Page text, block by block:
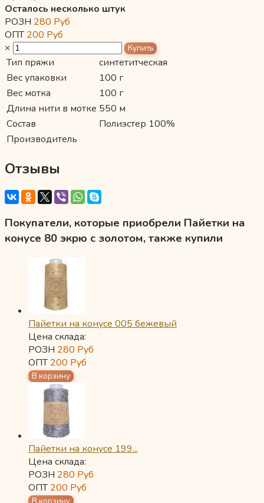
Осталось несколько штук
РОЗН 280 Руб
ОПТ200 Руб
×
Тип пряжи
синтетитческая
Вес упаковки
100 г
Вес мотка
100 г
Длина нити в мотке 550 м
Состав
Полиэстер 100%
Производитель
Отзывы
Покупатели, которые приобрели Пайетки на
конусе 80 экрю с золотом, также купили
Пайетки на конусе 005 бежевый
Цена склада:
РОЗН 280 Руб
ОПТ200 Руб
Пайетки на конусе 199...
Цена склада:
РОЗН 280 Руб
ОПТ200 Руб